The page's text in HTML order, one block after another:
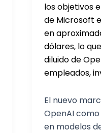
los objetivos
de Microsoft
en
dólares, lo
diluido de
empleados,
El nuevo
OpenAI
en modelos